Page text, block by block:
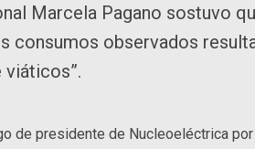
Marcela Pagano sostuvo
consumos observados
de presidente de Nucleoeléctrica